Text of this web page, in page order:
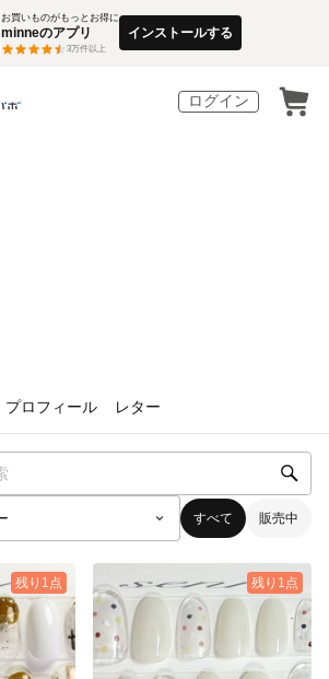
お買いものがもっとお得に
minneのアプリ
3万件以上
インストールする
ログイン
プロフィール レター
すべて 販売中
残り1点 残り1点